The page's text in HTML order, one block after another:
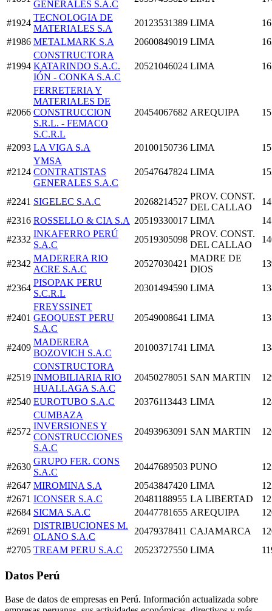
GENERALES S.A.C
#1924
TECNOLOGIA DE
MATERIALES S.A
20123531389 LIMA
#1986 METALMARK S.A 20600849019 LIMA
#1994
CONSTRUCTORA
KATARINDO S.A.C.
IÓN - CONKA S.A.C
20521046024 LIMA
#2066
FERRETERIA Y
MATERIALES DE
CONSTRUCCION
S.R.L. - FEMACO
S.C.R.L
20454067682 AREQUIPA
#2093 LA VIGA S.A 20100150736 LIMA
#2124
YMSA
CONTRATISTAS
GENERALES S.A.C
20547647824 LIMA
#2241 SIGELEC S.A.C 20268214527
PROV. CONST.
DEL CALLAO
#2316 ROSSELLO & CIA S.A 20519330017 LIMA
#2332
INKAFERRO PERÚ
S.A.C
20519305098
PROV. CONST.
DEL CALLAO
#2342
MADERERA RIO
ACRE S.A.C
20527030421
MADRE DE
DIOS
#2364
PISOPAK PERU
S.C.R.L
20301494590 LIMA
#2401
FREYSSINET
GEOQUEST PERU
S.A.C
20549008641 LIMA
#2409
MADERERA
BOZOVICH S.A.C
20100371741 LIMA
#2519
CONSTRUCTORA
INMOBILIARIA RIO
HUALLAGA S.A.C
20450278051 SAN MARTIN
#2540 EUROTUBO S.A.C 20376113443 LIMA
#2572
CUMBAZA
INVERSIONES Y
CONSTRUCCIONES
S.A.C
20493963091 SAN MARTIN
#2630
GRUPO FER. CONS
S.A.C
20447689503 PUNO
#2647 MIROMINA S.A 20543847420 LIMA
#2671 ICONSER S.A.C 20481188955 LA LIBERTAD
#2684 SICMA S.A.C 20447781655 AREQUIPA
#2691
DISTRIBUCIONES M.
OLANO S.A.C
20479378411 CAJAMARCA
#2705 TREAM PERU S.A.C 20523727550 LIMA
Datos Perú
Base de datos de empresas en Perú. Información actualizada sobre